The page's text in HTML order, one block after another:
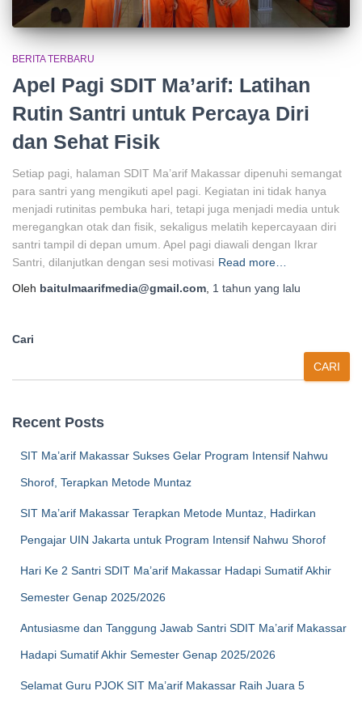
BERITA TERBARU
Apel Pagi SDIT Ma’arif: Latihan
Rutin Santri untuk Percaya Diri
dan Sehat Fisik
Setiap pagi, halaman SDIT Ma’arif Makassar dipenuhi semangat
para santri yang mengikuti apel pagi. Kegiatan ini tidak hanya
menjadi rutinitas pembuka hari, tetapi juga menjadi media untuk
meregangkan otak dan fisik, sekaligus melatih kepercayaan diri
santri tampil di depan umum. Apel pagi diawali dengan Ikrar
Santri, dilanjutkan dengan sesi motivasi Read more…
Oleh baitulmaarifmedia@gmail.com 1 tahun yang lalu
Cari
CARI
Recent Posts
SIT Ma’arif Makassar Sukses Gelar Program Intensif Nahwu
Shorof, Terapkan Metode Muntaz
SIT Ma’arif Makassar Terapkan Metode Muntaz, Hadirkan
Pengajar UIN Jakarta untuk Program Intensif Nahwu Shorof
Hari Ke 2 Santri SDIT Ma’arif Makassar Hadapi Sumatif Akhir
Semester Genap 2025/2026
Antusiasme dan Tanggung Jawab Santri SDIT Ma’arif Makassar
Hadapi Sumatif Akhir Semester Genap 2025/2026
Selamat Guru PJOK SIT Ma’arif Makassar Raih Juara 5